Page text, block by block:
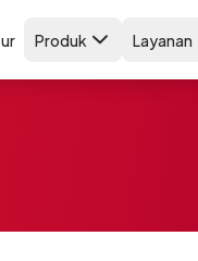
Produk Layanan